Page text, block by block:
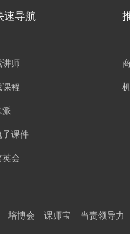
速导航
讲师
课程
派
子课件
英会
培博会 课师宝 当责领导力